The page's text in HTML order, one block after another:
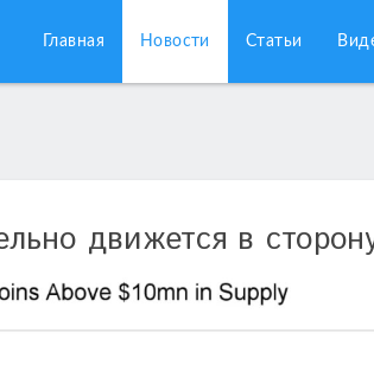
Главная Новости Статьи
движется в